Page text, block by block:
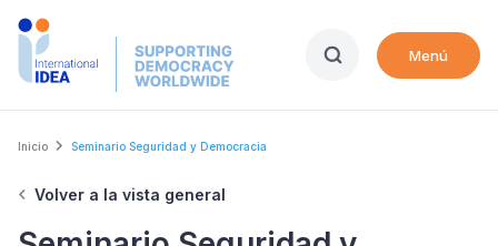
Skip
Menú
Breadcrumb
Inicio Seminario Seguridad y Democracia
Volver a la vista general